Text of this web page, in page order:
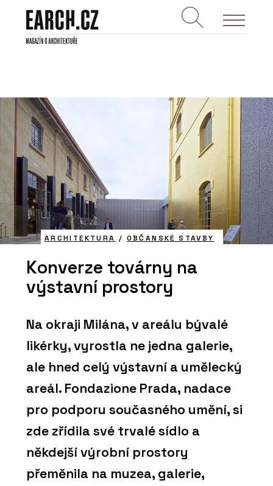
ARCHITEKTURA / OBČANSKÉ STAVBY
Konverze továrny na
výstavní prostory
Na okraji Milána, v areálu bývalé
likérky, vyrostla ne jedna galerie,
ale hned celý výstavní a umělecký
areál. Fondazione Prada, nadace
pro podporu současného umění, si
zde zřídila své trvalé sídlo a
někdejší výrobní prostory
přeměnila na muzea, galerie,